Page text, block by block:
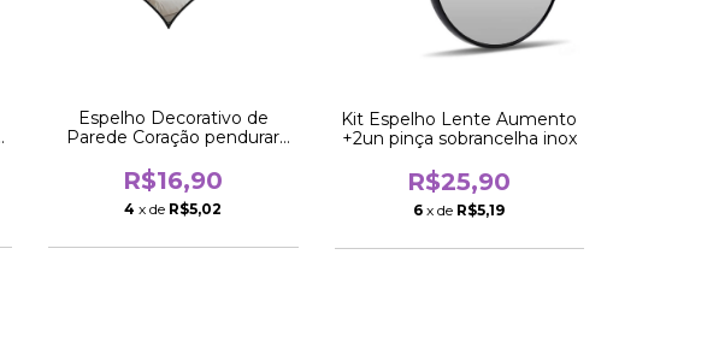
Espelho Decorativo de
Parede Coração pendurar
R$16,90
4 x de R$5,02
Kit Espelho Lente Aumento
+2un pinça sobrancelha inox
R$25,90
6 x de R$5,19